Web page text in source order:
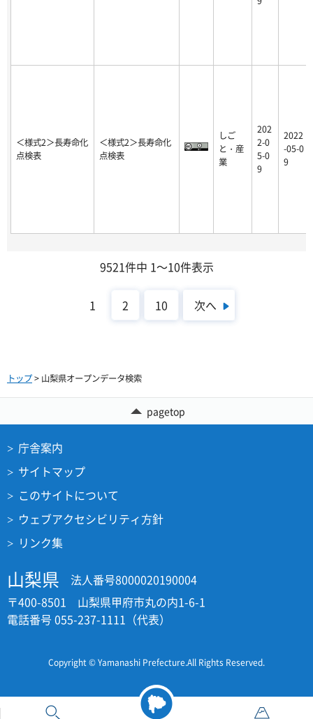
＜様式2＞長寿命化
点検表
＜様式2＞長寿命化
点検表
しご
と・産
業
202
2-0
5-0
9
2022
-05-0
9
9521件中 1～10件表示
1 2 10 次へ
トップ> 山梨県オープンデータ検索
pagetop
庁舎案内
サイトマップ
このサイトについて
ウェブアクセシビリティ方針
リンク集
山梨県
法人番号8000020190004
〒400-8501 山梨県甲府市丸の内1-6-1
電話番号 055-237-1111（代表）
Copyright © Yamanashi Prefecture.All Rights Reserved.